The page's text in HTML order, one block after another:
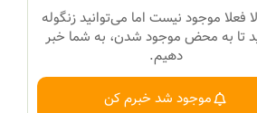
فعلا موجود نیست اما می‌توانید زنگوله
تا به محض موجود شدن، به شما خبر
دهیم.
موجود شد خبرم کن